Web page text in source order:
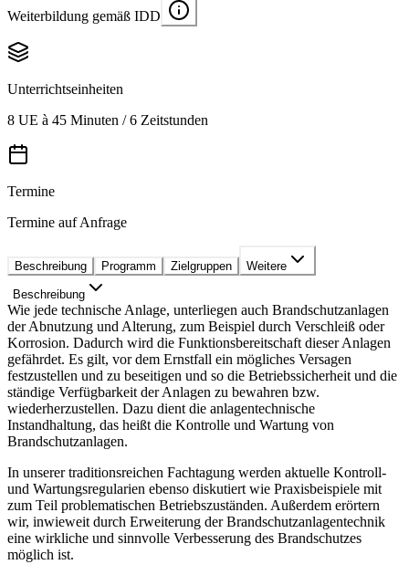
Weiterbildung gemäß IDD
Unterrichtseinheiten
8 UE à 45 Minuten / 6 Zeitstunden
Termine
Termine auf Anfrage
Beschreibung Programm Zielgruppen Weitere
Beschreibung
Wie jede technische Anlage, unterliegen auch Brandschutzanlagen
der Abnutzung und Alterung, zum Beispiel durch Verschleiß oder
Korrosion. Dadurch wird die Funktionsbereitschaft dieser Anlagen
gefährdet. Es gilt, vor dem Ernstfall ein mögliches Versagen
festzustellen und zu beseitigen und so die Betriebssicherheit und die
ständige Verfügbarkeit der Anlagen zu bewahren bzw.
wiederherzustellen. Dazu dient die anlagentechnische
Instandhaltung, das heißt die Kontrolle und Wartung von
Brandschutzanlagen.
In unserer traditionsreichen Fachtagung werden aktuelle Kontroll-
und Wartungsregularien ebenso diskutiert wie Praxisbeispiele mit
zum Teil problematischen Betriebszuständen. Außerdem erörtern
wir, inwieweit durch Erweiterung der Brandschutzanlagentechnik
eine wirkliche und sinnvolle Verbesserung des Brandschutzes
möglich ist.